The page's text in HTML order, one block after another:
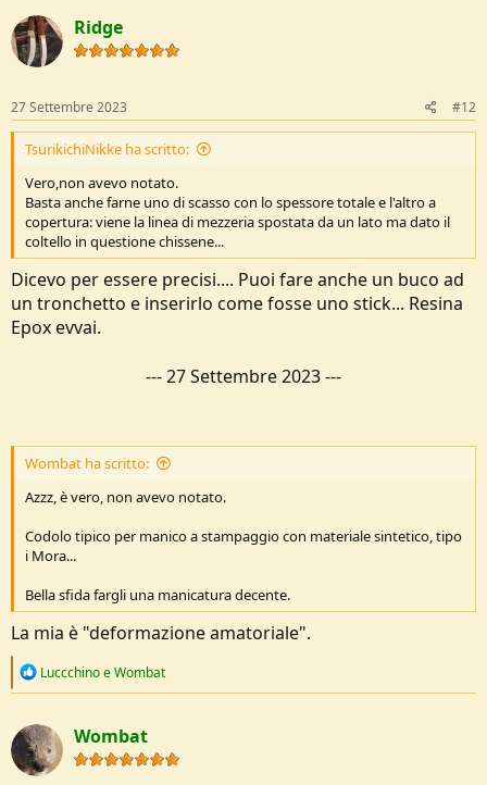
Ridge
27 Settembre 2023 #12
TsurikichiNikke ha scritto:
Vero,non avevo notato.
Basta anche farne uno di scasso con lo spessore totale e l'altro a
copertura: viene la linea di mezzeria spostata da un lato ma dato il
coltello in questione chissene...
Dicevo per essere precisi.... Puoi fare anche un buco ad
un tronchetto e inserirlo come fosse uno stick... Resina
Epox evvai.
---27 Settembre 2023---
Wombat ha scritto:
Azzz, è vero, non avevo notato.
Codolo tipico per manico a stampaggio con materiale sintetico, tipo
i Mora...
Bella sfida fargli una manicatura decente.
La mia è "deformazione amatoriale".
R
c
t
i
o
LuccchinoeWombat
Wombat